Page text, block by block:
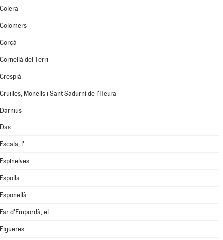
Colera
Colomers
Corçà
Cornellà del Terri
Crespià
Cruïlles, Monells i Sant Sadurní de l'Heura
Darnius
Das
Escala, l'
Espinelves
Espolla
Esponellà
Far d'Empordà, el
Figueres